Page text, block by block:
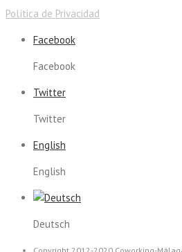
Política de Privacidad
Facebook
Facebook
Twitter
Twitter
English
English
Deutsch